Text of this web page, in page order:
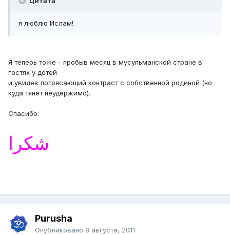
я люблю Ислам!
Я теперь тоже - пробыв месяц в мусульманской стране в
гостях у детей
и увидев потрясающий контраст с собственной родиной (но
куда тянет неудержимо).
Спасибо:
شكرا
Purusha
Опубликовано 8 августа, 2011